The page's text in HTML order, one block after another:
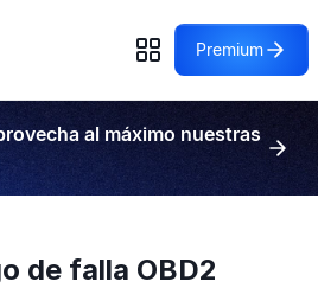
Premium
al máximo nuestras
de falla OBD2